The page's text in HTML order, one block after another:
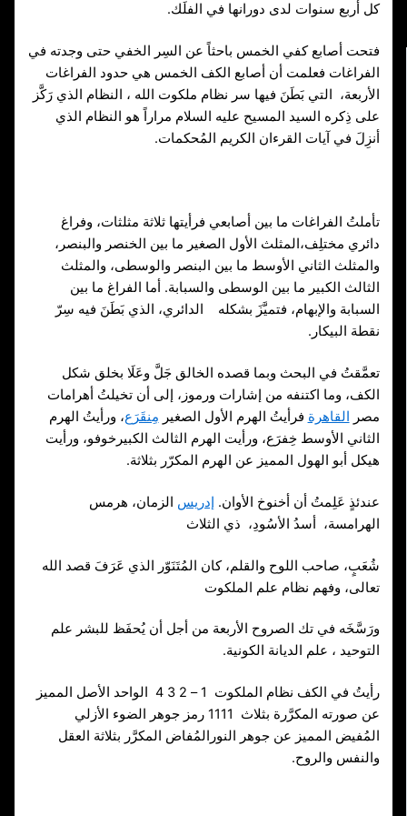
كل أربع سنوات لدى دورانها في الفلَك.
فتحت أصابع كفي الخمس باحثاً عن السِر الخفي حتى وجدته في
الفراغات فعلمت أن أصابع الكف الخمس هي حدود الفراغات
الأربعة، التي بَطَنَ فيها سر نظام ملكوت الله ، النظام الذي رَكَّز
على ذِكره السيد المسيح عليه السلام مراراً هو النظام الذي
أنزِلَ في آيات القرءان الكريم المُحكمات.
تأملتُ الفراغات ما بين أصابعي فرأيتها ثلاثة مثلثات، وفراغ
دائري مختلِف،المثلث الأول الصغير ما بين الخنصر والبنصر،
والمثلث الثاني الأوسط ما بين البنصر والوسطى، والمثلث
الثالث الكبير ما بين الوسطى والسبابة. أما الفراغ ما بين
السبابة والإبهام، فتميَّزَ بشكله الدائري، الذي بَطَنَ فيه سِرّ
نقطة البيكار.
تعمَّقتُ في البحث وبما قصده الخالق جَلَّ وعَلَا بخلق شكل
الكف، وما اكتنفه من إشارات ورموز، إلى أن تخيلتُ أهرامات
مصر القاهرة فرأيتُ الهرم الأول الصغير مِنقَرَع، ورأيتُ الهرم
الثاني الأوسط خِفرَع، ورأيت الهرم الثالث الكبيرخوفو، ورأيت
هيكل أبو الهول المميز عن الهرم المكرّر بثلاثة.
عندئذٍ عَلِمتُ أن أخنوخ الأوان. إدريس الزمان، هرمس
الهرامسة، أسدُ الأسُودِ، ذي الثلاث
شُعَبٍ، صاحب اللوح والقلم، كان المُتَنَوّر الذي عَرَفَ قصد الله
تعالى، وفهم نظام علم الملكوت
ورَسَّخَه في تك الصروح الأربعة من أجل أن يُحفَظ للبشر علم
التوحيد ، علم الديانة الكونية.
رأيتُ في الكف نظام الملكوت 1 – 2 3 4 الواحد الأصل المميز
عن صورته المكرَّرة بثلاث 1111 رمز جوهر الضوء الأزلي
المُفيض المميز عن جوهر النورالمُفاض المكرَّر بثلاثة العقل
والنفس والروح.